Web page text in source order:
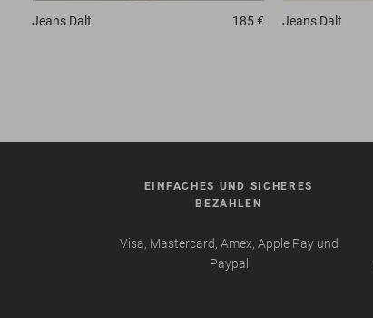
Jeans Dalt 185 € Jeans Dalt
EINFACHES UND SICHERES
BEZAHLEN
Visa, Mastercard, Amex, Apple Pay und
Paypal